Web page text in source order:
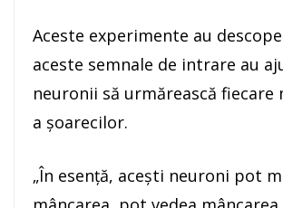
Aceste experimente au
aceste semnale de intrare au
neuronii să urmărească fiecare
a şoarecilor.
„În esenţă, aceşti neuroni pot